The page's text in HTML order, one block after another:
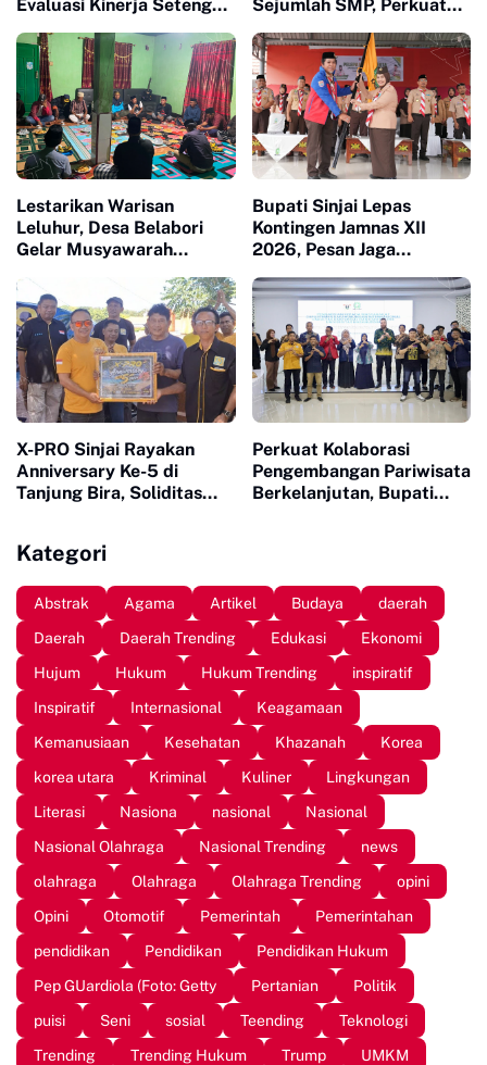
Evaluasi Kinerja Setengah
Sejumlah SMP, Perkuat
Kepemimpinan Pelajar
Lestarikan Warisan
Leluhur, Desa Belabori
Gelar Musyawarah
Badik
Bupati Sinjai Lepas
Kontingen Jamnas XII
2026, Pesan Jaga
Prestasi
X-PRO Sinjai Rayakan
Anniversary Ke-5 di
Tanjung Bira, Soliditas
Perkuat Kolaborasi
Pengembangan Pariwisata
Berkelanjutan, Bupati
Kategori
Abstrak Agama Artikel Budaya
daerah
Daerah
Daerah Trending Edukasi
Ekonomi
Hujum
Hukum Hukum Trending
inspiratif
Inspiratif
Internasional
Keagamaan
Kemanusiaan
Kesehatan Khazanah
Korea
korea utara
Kriminal Kuliner
Lingkungan
Literasi
Nasiona nasional
Nasional
Nasional Olahraga
Nasional Trending
news
olahraga
Olahraga Olahraga Trending
opini
Opini
Otomotif Pemerintah
Pemerintahan
pendidikan
Pendidikan
Pendidikan Hukum
Pep GUardiola (Foto: Getty
Pertanian
Politik
puisi
Seni sosial Teending
Teknologi
Trending
Trending Hukum Trump
UMKM